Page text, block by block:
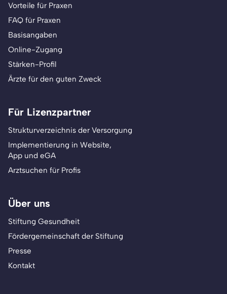
Vorteile für Praxen
FAQ für Praxen
Basisangaben
Online-Zugang
Stärken-Profil
Ärzte für den guten Zweck
Für Lizenzpartner
Strukturverzeichnis der Versorgung
Implementierung in Website,
App und eGA
Arztsuchen für Profis
Über uns
Stiftung Gesundheit
Fördergemeinschaft der Stiftung
Presse
Kontakt